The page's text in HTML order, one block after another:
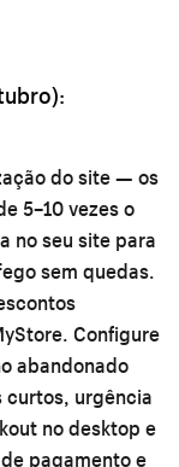
do site — os
5–10 vezes o
no seu site para
sem quedas.
Configure
abandonado
curtos, urgência
no desktop e
pagamento e